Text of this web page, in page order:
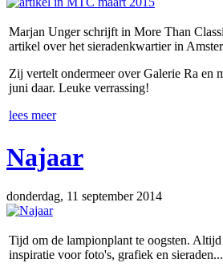
Marjan Unger schrijft in More Than
artikel over het sieradenkwartier in
Zij vertelt ondermeer over Galerie Ra en
juni daar. Leuke verrassing!
lees meer
Najaar
donderdag, 11 september 2014
Tijd om de lampionplant te oogsten.
inspiratie voor foto's, grafiek en sieraden...